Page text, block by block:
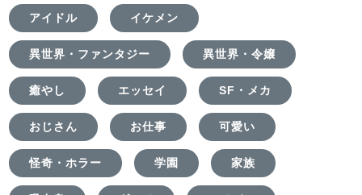
アイドル イケメン
異世界・ファンタジー 異世界・令嬢
癒やし エッセイ SF・メカ
おじさん お仕事 可愛い
怪奇・ホラー 学園 家族